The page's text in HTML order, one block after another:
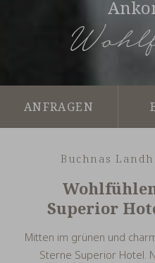
Anfragen
Buchnas
Superior
Mitten im grünen und
Sterne Superior Hotel.